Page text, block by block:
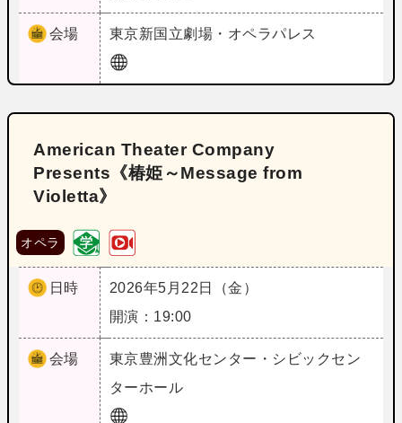
会場 東京新国立劇場・オペラパレス
American Theater Company
Presents《椿姫～Message from
Violetta》
オペラ
日時
2026年5月22日（金）
開演：19:00
会場 東京豊洲文化センター・シビックセン
ターホール